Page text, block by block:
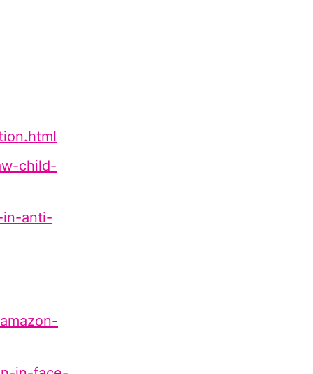
child-
in-anti-